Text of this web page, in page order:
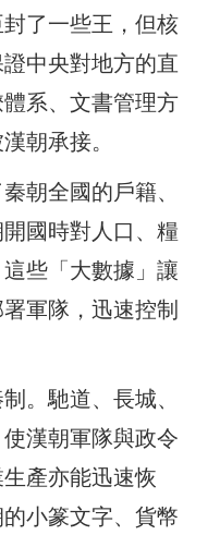
了一些王，但核
中央對地方的直
系、文書管理方
朝承接。
朝全國的戶籍、
國時對人口、糧
些「大數據」讓
軍隊，迅速控制
。馳道、長城、
漢朝軍隊與政令
產亦能迅速恢
小篆文字、貨幣